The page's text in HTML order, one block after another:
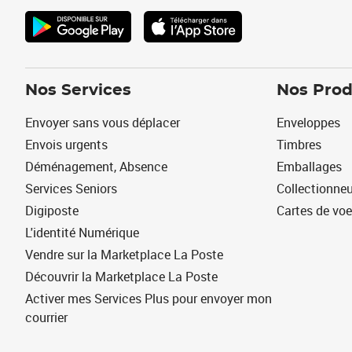
Nos Services
Envoyer sans vous déplacer
Envois urgents
Déménagement, Absence
Services Seniors
Digiposte
L'identité Numérique
Vendre sur la Marketplace La Poste
Découvrir la Marketplace La Poste
Activer mes Services Plus pour envoyer mon
courrier
Nos
Enveloppes
Timbres
Emballages
Cartes de